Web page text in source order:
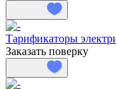
Тарификаторы
Заказать поверку